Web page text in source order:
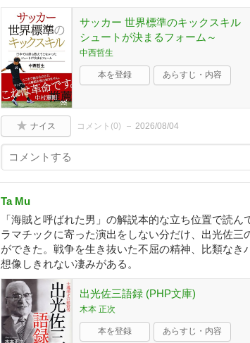
サッカー 世界標準のキックスキル
シュートが決まるフォーム～
中西哲生
本を登録 あらすじ・内容
ナイス コメント(0) 2026/08/04
Ta Mu
「海賊と呼ばれた男」の解説本的な立ち位置で読
ラマチックに寄った演出をしない分だけ、出光佐三
ができた。戦争を生き抜いた不屈の精神、比類な
想像しきれない凄みがある。
出光佐三語録 (PHP文庫)
木本 正次
本を登録 あらすじ・内容